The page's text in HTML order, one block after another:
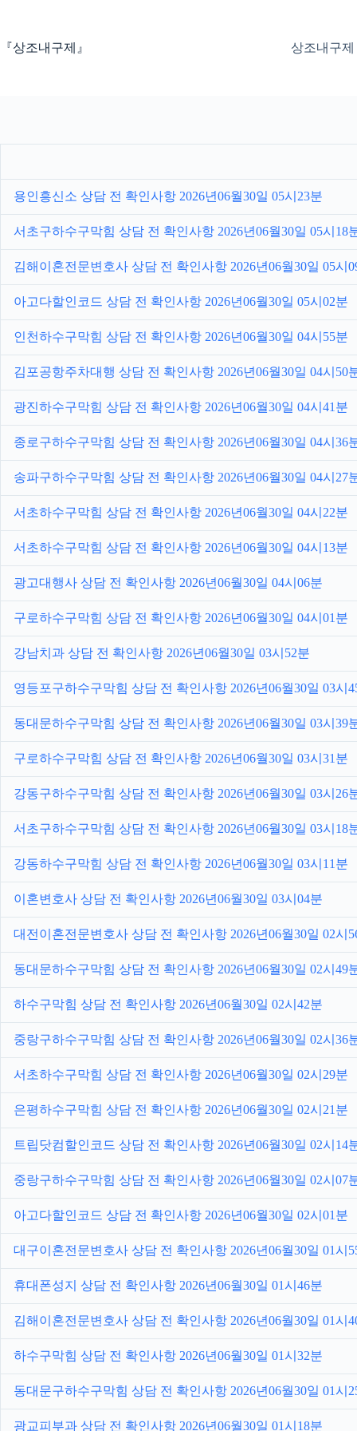
으『상조내구제』 상조내구제
용인흥신소 상담 전 확인사항 2026년06월30일 05시23분
서초구하수구막힘 상담 전 확인사항 2026년06월30일 05시18
김해이혼전문변호사 상담 전 확인사항 2026년06월30일 05시
아고다할인코드 상담 전 확인사항 2026년06월30일 05시02분
인천하수구막힘 상담 전 확인사항 2026년06월30일 04시55분
김포공항주차대행 상담 전 확인사항 2026년06월30일 04시50
광진하수구막힘 상담 전 확인사항 2026년06월30일 04시41분
종로구하수구막힘 상담 전 확인사항 2026년06월30일 04시36
송파구하수구막힘 상담 전 확인사항 2026년06월30일 04시27
서초하수구막힘 상담 전 확인사항 2026년06월30일 04시22분
서초하수구막힘 상담 전 확인사항 2026년06월30일 04시13분
광고대행사 상담 전 확인사항 2026년06월30일 04시06분
구로하수구막힘 상담 전 확인사항 2026년06월30일 04시01분
강남치과 상담 전 확인사항 2026년06월30일 03시52분
영등포구하수구막힘 상담 전 확인사항 2026년06월30일 03시
동대문하수구막힘 상담 전 확인사항 2026년06월30일 03시39
구로하수구막힘 상담 전 확인사항 2026년06월30일 03시31분
강동구하수구막힘 상담 전 확인사항 2026년06월30일 03시26
서초구하수구막힘 상담 전 확인사항 2026년06월30일 03시18
강동하수구막힘 상담 전 확인사항 2026년06월30일 03시11분
이혼변호사 상담 전 확인사항 2026년06월30일 03시04분
대전이혼전문변호사 상담 전 확인사항 2026년06월30일 02시
동대문하수구막힘 상담 전 확인사항 2026년06월30일 02시49
하수구막힘 상담 전 확인사항 2026년06월30일 02시42분
중랑구하수구막힘 상담 전 확인사항 2026년06월30일 02시36
서초하수구막힘 상담 전 확인사항 2026년06월30일 02시29분
은평하수구막힘 상담 전 확인사항 2026년06월30일 02시21분
트립닷컴할인코드 상담 전 확인사항 2026년06월30일 02시14
중랑구하수구막힘 상담 전 확인사항 2026년06월30일 02시07
아고다할인코드 상담 전 확인사항 2026년06월30일 02시01분
대구이혼전문변호사 상담 전 확인사항 2026년06월30일 01시
휴대폰성지 상담 전 확인사항 2026년06월30일 01시46분
김해이혼전문변호사 상담 전 확인사항 2026년06월30일 01시
하수구막힘 상담 전 확인사항 2026년06월30일 01시32분
동대문구하수구막힘 상담 전 확인사항 2026년06월30일 01시
광교피부과 상담 전 확인사항 2026년06월30일 01시18분